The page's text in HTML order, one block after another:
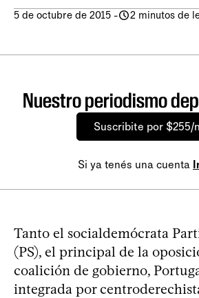
5 de octubre de 2015 - 2 minutos de
Nuestro periodismo
Suscribite por $255/
Si ya tenés una cuenta
Tanto el socialdemócrata
(PS), el principal de la
coalición de gobierno,
integrada por